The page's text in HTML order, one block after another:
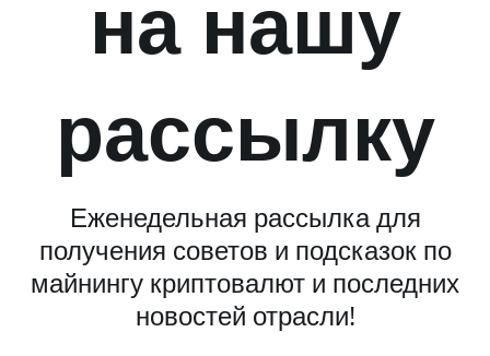
на нашу
рассылку
Еженедельная рассылка для
получения советов и подсказок по
майнингу криптовалют и последних
новостей отрасли!